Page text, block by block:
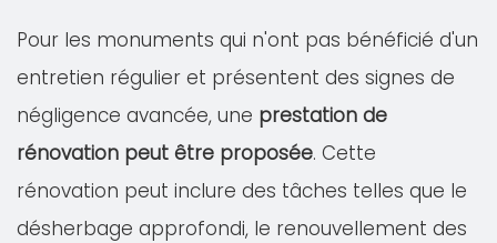
Pour les monuments qui n'ont pas bénéficié d'un
entretien régulier et présentent des signes de
négligence avancée, une prestation de
rénovation peut être proposée. Cette
rénovation peut inclure des tâches telles que le
désherbage approfondi, le renouvellement des